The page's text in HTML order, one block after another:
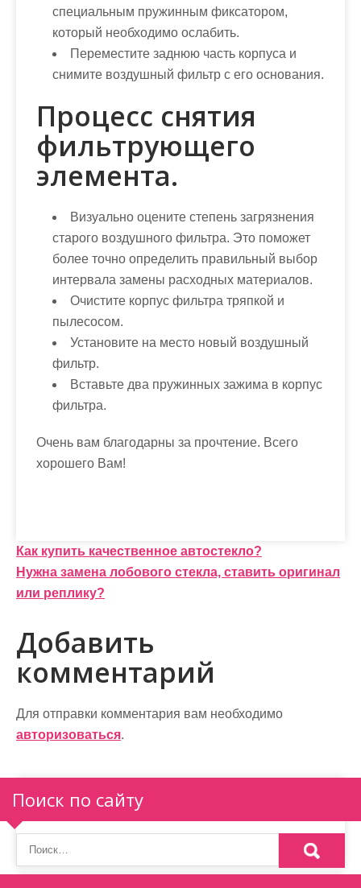
специальным пружинным фиксатором,
который необходимо ослабить.
Переместите заднюю часть корпуса и
снимите воздушный фильтр с его основания.
Процесс снятия
фильтрующего
элемента.
Визуально оцените степень загрязнения
старого воздушного фильтра. Это поможет
более точно определить правильный выбор
интервала замены расходных материалов.
Очистите корпус фильтра тряпкой и
пылесосом.
Установите на место новый воздушный
фильтр.
Вставьте два пружинных зажима в корпус
фильтра.
Очень вам благодарны за прочтение. Всего
хорошего Вам!
Н
а
и
г
а
ц
я
п
о
Как купить качественное автостекло?
Нужна замена лобового стекла, ставить оригинал
или реплику?
Добавить
комментарий
Для отправки комментария вам необходимо
авторизоваться.
Поиск по сайту